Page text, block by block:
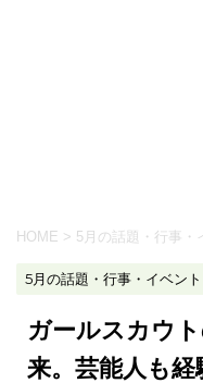
HOME > 5月の話題・行事・
5月の話題・行事・イベント
ガールスカウ
来。芸能人も経